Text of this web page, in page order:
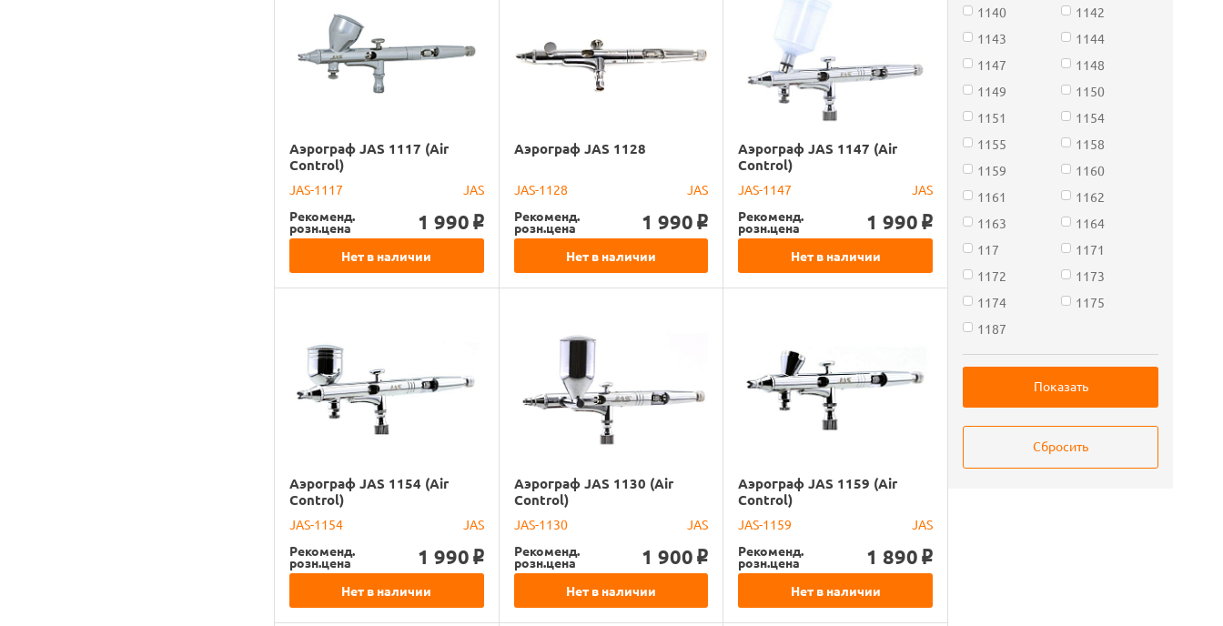
1140
1142
1143
1144
1147
1148
1149
1150
1151
1154
1155
1158
1159
1160
1161
1162
1163
1164
117
1171
1172
1173
1174
1175
1187
Аэрограф JAS 1117 (Air
Control)
JAS-1117
JAS
Рекоменд.
розн.цена 1 990 o
Нет в наличии
Аэрограф JAS 1128
JAS-1128
JAS
Рекоменд.
розн.цена 1 990 o
Нет в наличии
Аэрограф JAS 1147 (Air
Control)
JAS-1147
JAS
Рекоменд.
розн.цена 1 990 o
Нет в наличии
Аэрограф JAS 1154 (Air
Control)
JAS-1154
JAS
Рекоменд.
розн.цена 1 990 o
Нет в наличии
Аэрограф JAS 1130 (Air
Control)
JAS-1130
JAS
Рекоменд.
розн.цена 1 900 o
Нет в наличии
Аэрограф JAS 1159 (Air
Control)
JAS-1159
JAS
Рекоменд.
розн.цена 1 890 o
Нет в наличии